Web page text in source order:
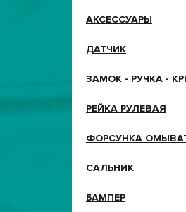
АКСЕССУАРЫ
ДАТЧИК
ЗАМОК - РУЧКА -
РЕЙКА РУЛЕВАЯ
ФОРСУНКА
САЛЬНИК
БАМПЕР